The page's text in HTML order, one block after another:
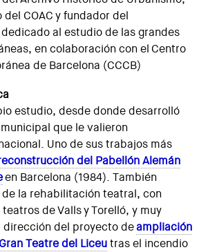
COAC y fundador del
al estudio de las grandes
en colaboración con el Centro
de Barcelona (CCCB)
estudio, desde donde desarrolló
que le valieron
Uno de sus trabajos más
del Pabellón Alemán
en Barcelona (1984). También
la rehabilitación teatral, con
de Valls y Torelló, y muy
dirección del proyecto deampliación
Teatre del Liceutras el incendio